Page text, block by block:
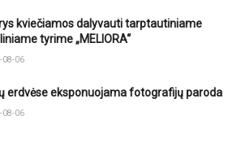
kviečiamos dalyvauti tarptautiniame
tyrime „MELIORA“
08-06
erdvėse eksponuojama fotografijų paroda
08-06